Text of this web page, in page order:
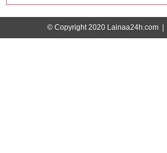
© Copyright 2020 Lainaa24h.com |